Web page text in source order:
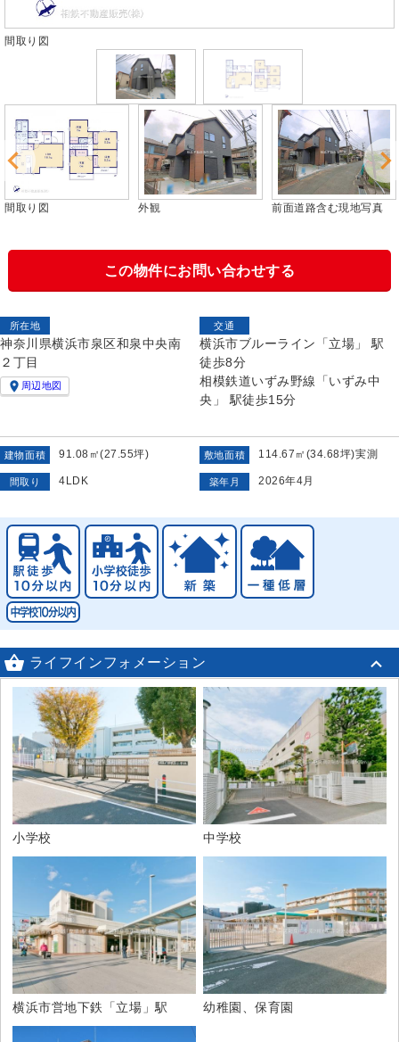
外観
外観 前面道路含む現地写真 外観
この物件にお問い合わせする
所在地
神奈川県横浜市泉区和泉中央南
２丁目
 周辺地図
交通
横浜市ブルーライン「立場」 駅
徒歩8分
相模鉄道いずみ野線「いずみ中
央」 駅徒歩15分
建物面積 91.08㎡(27.55坪) 敷地面積 114.67㎡(34.68坪)実測
間取り 4LDK 築年月 2026年4月
 ライフインフォメーション
小学校 中学校
横浜市営地下鉄「立場」駅 幼稚園、保育園